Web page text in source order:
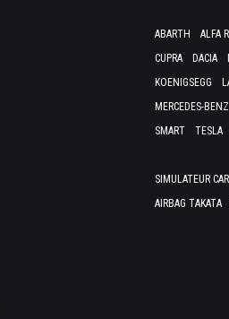
ABARTH ALFA
CUPRA
DACIA
KOENIGSEGG
MERCEDES-BENZ
SMART
TESLA
SIMULATEUR
AIRBAG TAKATA